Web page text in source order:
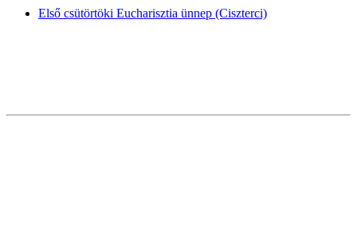
Első csütörtöki Eucharisztia ünnep (Ciszterci)